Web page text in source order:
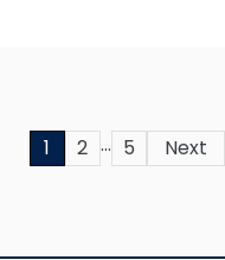
1 2 … 5 Next